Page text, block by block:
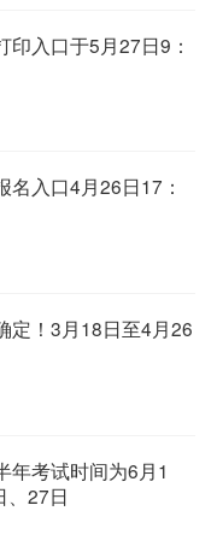
入口于5月27日9：
入口4月26日17：
定！3月18日至4月26
年考试时间为6月1
、27日